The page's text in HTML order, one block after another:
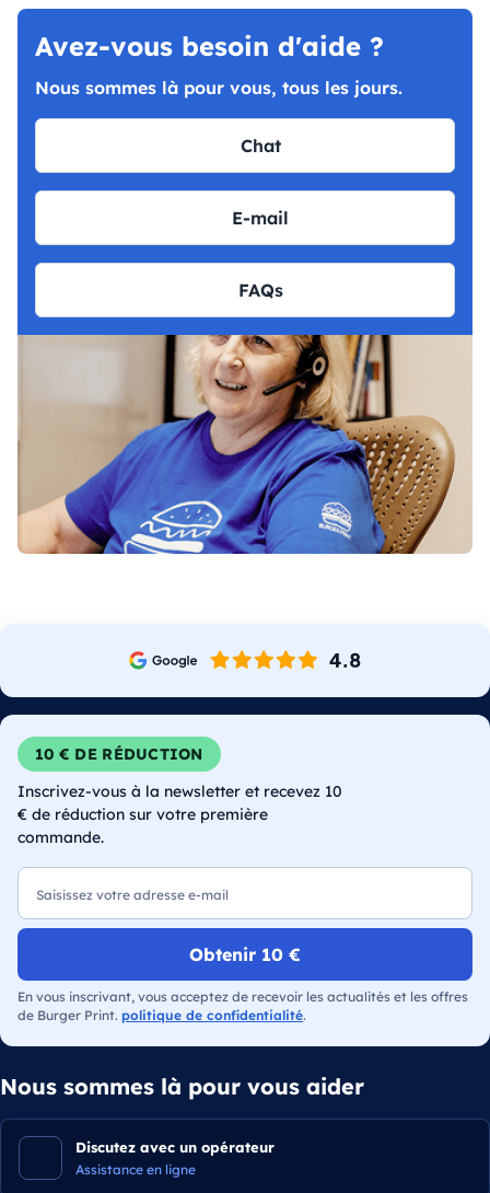
Avez-vous besoin d'aide ?
Nous sommes là pour vous, tous les jours.
Chat
E-mail
FAQs
10 € DE RÉDUCTION
Inscrivez-vous à la newsletter et recevez 10
€ de réduction sur votre première
commande.
E-mail
Obtenir 10 €
En vous inscrivant, vous acceptez de recevoir les actualités et les offres
de Burger Print. politique de confidentialité.
Nous sommes là pour vous aider
Discutez avec un opérateur
Assistance en ligne